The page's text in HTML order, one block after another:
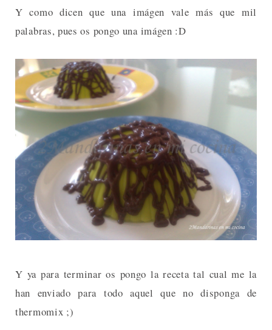
Y como dicen que una imágen vale más que mil
palabras, pues os pongo una imágen :D
Y ya para terminar os pongo la receta tal cual me la
han enviado para todo aquel que no disponga de
thermomix ;)